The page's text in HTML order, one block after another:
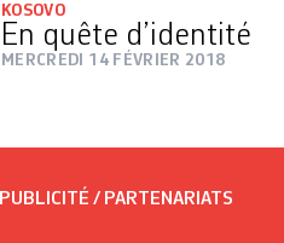
KOSOVO
En quête d’identité
MERCREDI 14 FÉVRIER 2018
PUBLICITÉ / PARTENARIATS